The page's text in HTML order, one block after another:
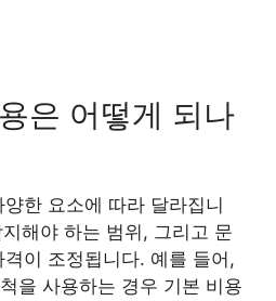
은 어떻게 되나
한 요소에 따라 달라집니
해야 하는 범위, 그리고 문
이 조정됩니다. 예를 들어,
을 사용하는 경우 기본 비용